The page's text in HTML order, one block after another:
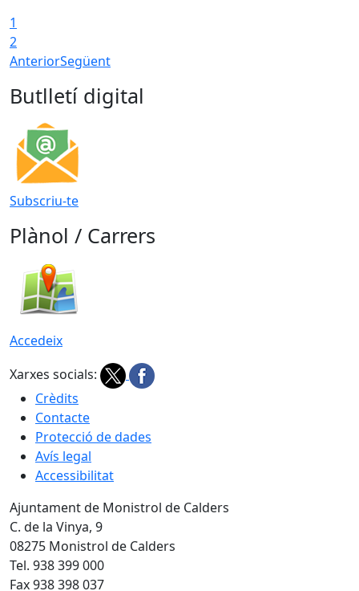
1
2
AnteriorSegüent
Butlletí digital
Subscriu-te
Plànol / Carrers
Accedeix
Xarxes socials:
Crèdits
Contacte
Protecció de dades
Avís legal
Accessibilitat
Ajuntament de Monistrol de Calders
C. de la Vinya, 9
08275 Monistrol de Calders
Tel. 938 399 000
Fax 938 398 037